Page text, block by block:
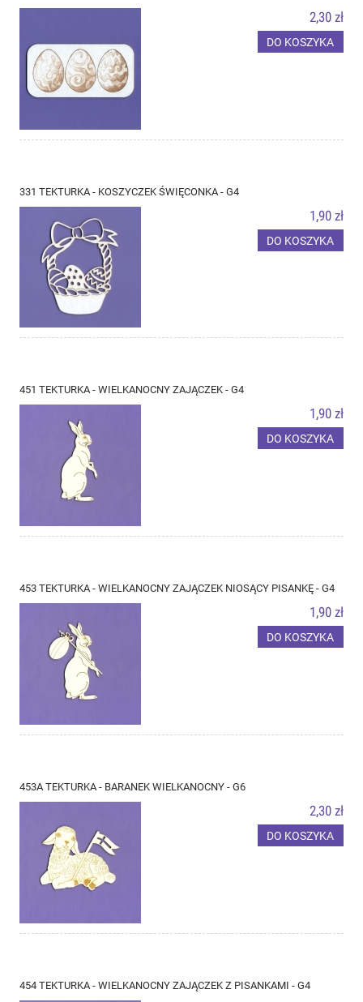
2,30 zł
DO KOSZYKA
331 TEKTURKA - KOSZYCZEK ŚWIĘCONKA - G4
1,90 zł
DO KOSZYKA
451 TEKTURKA - WIELKANOCNY ZAJĄCZEK - G4
1,90 zł
DO KOSZYKA
453 TEKTURKA - WIELKANOCNY ZAJĄCZEK NIOSĄCY PISANKĘ - G4
1,90 zł
DO KOSZYKA
453A TEKTURKA - BARANEK WIELKANOCNY - G6
2,30 zł
DO KOSZYKA
454 TEKTURKA - WIELKANOCNY ZAJĄCZEK Z PISANKAMI - G4